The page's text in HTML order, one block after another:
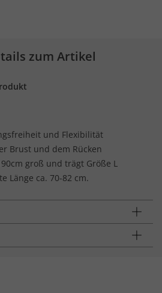
zum Artikel
und Flexibilität
Brust und dem Rücken
groß und trägt Größe L
Länge ca. 70-82 cm.